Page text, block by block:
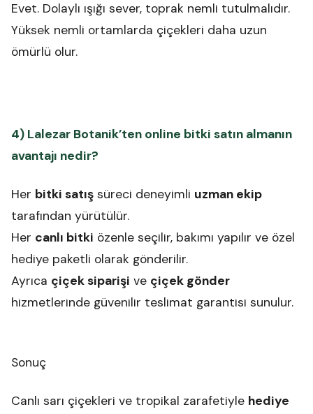
Evet. Dolaylı ışığı sever, toprak nemli tutulmalıdır.
Yüksek nemli ortamlarda çiçekleri daha uzun
ömürlü olur.
4) Lalezar Botanik’ten online bitki satın almanın
avantajı nedir?
Her bitki satış süreci deneyimli uzman ekip
tarafından yürütülür.
Her canlı bitki özenle seçilir, bakımı yapılır ve özel
hediye paketli olarak gönderilir.
Ayrıca çiçek siparişi ve çiçek gönder
hizmetlerinde güvenilir teslimat garantisi sunulur.
Sonuç
Canlı sarı çiçekleri ve tropikal zarafetiyle hediye